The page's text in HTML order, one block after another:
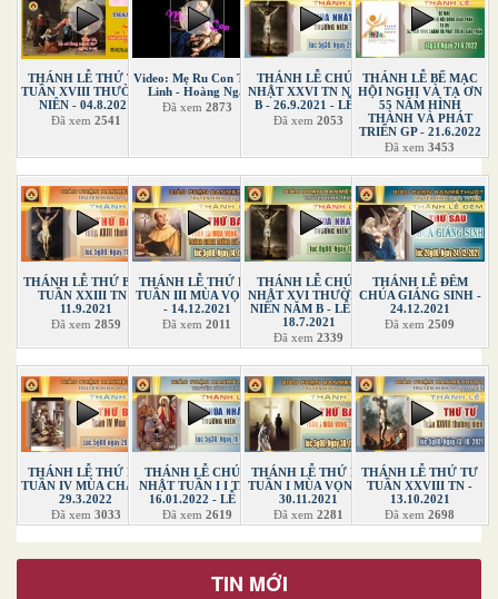
THÁNH LỄ THỨ TƯ
TUẦN XVIII THƯỜNG
NIÊN - 04.8.2021
Đã xem 2541
Video: Mẹ Ru Con Thái
Linh - Hoàng Nga
Đã xem 2873
THÁNH LỄ CHÚA
NHẬT XXVI TN NĂM
B - 26.9.2021 - LỄ 1
Đã xem2053
THÁNH LỄ BẾ MẠC
HỘI NGHỊ VÀ TẠ ƠN
55 NĂM HÌNH
THÀNH VÀ PHÁT
TRIỂN GP - 21.6.2022
Đã xem3453
THÁNH LỄ THỨ BẢY
TUẦN XXIII TN -
11.9.2021
Đã xem 2859
THÁNH LỄ THỨ BA
TUẦN III MÙA VỌNG
- 14.12.2021
Đã xem2011
THÁNH LỄ CHÚA
NHẬT XVI THƯỜNG
NIÊN NĂM B - LỄ 2 -
18.7.2021
Đã xem2339
THÁNH LỄ ĐÊM
CHÚA GIÁNG SINH -
24.12.2021
Đã xem2509
THÁNH LỄ THỨ BA
TUẦN IV MÙA CHAY -
29.3.2022
Đã xem 3033
THÁNH LỄ CHÚA
NHẬT TUẦN I I TN -
16.01.2022 - LỄ 1
Đã xem 2619
THÁNH LỄ THỨ BA
TUẦN I MÙA VỌNG -
30.11.2021
Đã xem2281
THÁNH LỄ THỨ TƯ
TUẦN XXVIII TN -
13.10.2021
Đã xem2698
TIN MỚI